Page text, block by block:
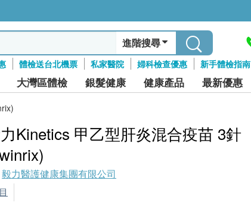
進階搜尋
體檢送台北機票 私家醫院 婦科檢查優惠 新手體檢指南
大灣區體檢 銀髮健康 健康產品 最新優惠
Kinetics 甲乙型肝炎混合疫苗 3針
毅力醫護健康集團有限公司